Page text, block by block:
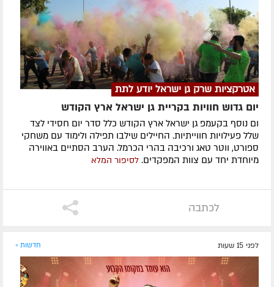
אטרקציות שרק גן ישראל יודע לתת
יום גדוש חוויות בקריית גן ישראל ארץ הקודש
ום נוסף בקעמפ גן ישראל ארץ הקודש כלל סדר יום חסידי לצד
שלל פעילויות חווייתיות. החיילים שילבו תפילה ולימוד עם משחקי
ספורט, ווטר טאג ורכיבה בהרי הכרמל. הערב הסתיים באווירה
מיוחדת יחד עם צוות המפקדים. לסיפור המלא
לכתבה
לפני 15 שעות חדשות »